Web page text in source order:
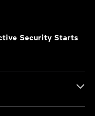
Security Starts